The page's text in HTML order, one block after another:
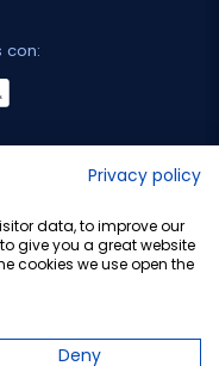
con:
Privacy policy
data, to improve our
give you a great website
cookies we use open the
Deny